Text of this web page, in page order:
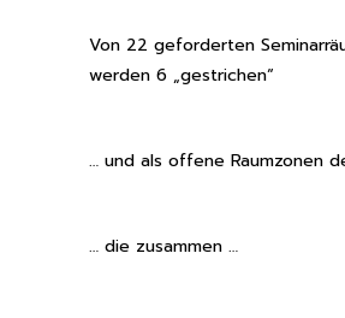
Von 22 geforderten
werden 6 „gestrichen“
… und als offene Raumzonen
… die zusammen …